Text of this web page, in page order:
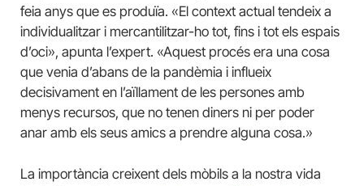
feia anys que es produïa. «El context actual tendeix a
individualitzar i mercantilitzar-ho tot, fins i tot els espais
d’oci», apunta l’expert. «Aquest procés era una cosa
que venia d’abans de la pandèmia i influeix
decisivament en l’aïllament de les persones amb
menys recursos, que no tenen diners ni per poder
anar amb els seus amics a prendre alguna cosa.»
La importància creixent dels mòbils a la nostra vida